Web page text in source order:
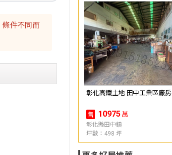
條件不同而
彰化高鐵土地 田中工業區廠房
售 10975 萬
彰化縣田中鎮
坪數：498 坪